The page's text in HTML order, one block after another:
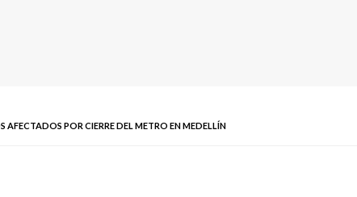
POR CIERRE DEL METRO EN MEDELLÍN